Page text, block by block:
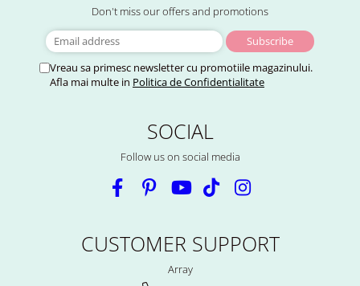
Don't miss our offers and promotions
Vreau sa primesc newsletter cu promotiile magazinului.
Afla mai multe in Politica de Confidentialitate
SOCIAL
Follow us on social media
CUSTOMER SUPPORT
Array